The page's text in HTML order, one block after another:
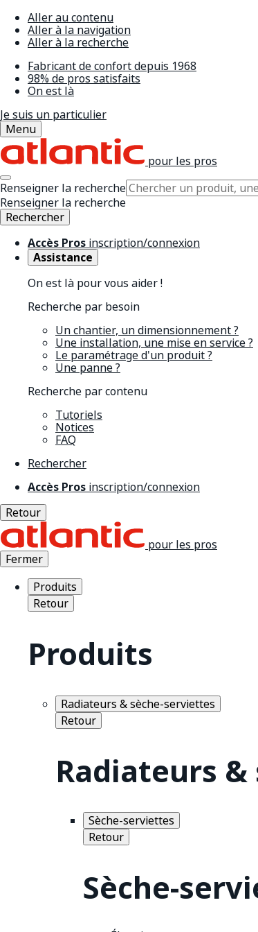
Aller au contenu
Aller à la navigation
Aller à la recherche
Fabricant de confort depuis 1968
98% de pros satisfaits
On est là
Je suis un particulier
Menu
pour les pros
Renseigner la recherche
Renseigner la recherche
Rechercher
Accès Pros inscription/connexion
Assistance
On est là pour vous aider !
Recherche par besoin
Un chantier, un dimensionnement ?
Une installation, une mise en service ?
Le paramétrage d'un produit ?
Une panne ?
Recherche par contenu
Tutoriels
Notices
FAQ
Rechercher
Accès Pros inscription/connexion
Retour
pour les pros
Fermer
Produits
Retour
Produits
Radiateurs & sèche-serviettes
Retour
Radiateurs
Sèche-serviettes
Retour
Sèche-